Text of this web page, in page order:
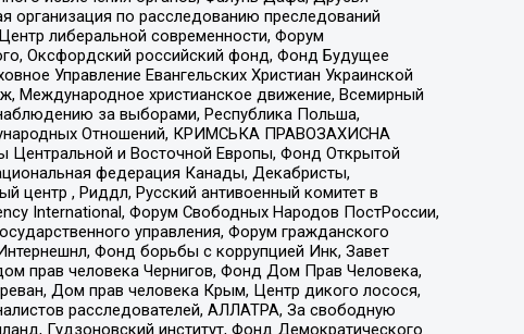
организация по расследованию преследований
либеральной современности, Форум
Оксфордский российский фонд, Фонд Будущее
Управление Евангельских Христиан Украинской
Международное христианское движение, Всемирный
за выборами, Республика Польша,
Отношений, КРИМСЬКА ПРАВОЗАХИСНА
Центральной и Восточной Европы, Фонд Открытой
федерация Канады, Декабристы,
центр , Риддл, Русский антивоенный комитет в
International, Форум Свободных Народов ПостРоссии,
управления, Форум гражданского
Фонд борьбы с коррупцией Инк, Завет
прав человека Чернигов, Фонд Дом Прав Человека,
Дом прав человека Крым, Центр дикого лосося,
расследователей, АЛЛАТРА, За свободную
Гудзоновский институт, Фонд Демократического